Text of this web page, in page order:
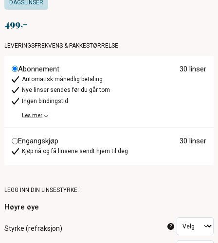
DAGSLINSER
499
LEVERINGSFREKVENS & PAKKESTØRRELSE
Abonnement 30 linser
Automatisk månedlig betaling
Nye linser sendes før du går tom
Ingen bindingstid
Les mer
Engangskjøp 30 linser
Kjøp nå og få linsene sendt hjem til deg
LEGG INN DIN LINSESTYRKE:
Høyre øye
Styrke (refraksjon) ?